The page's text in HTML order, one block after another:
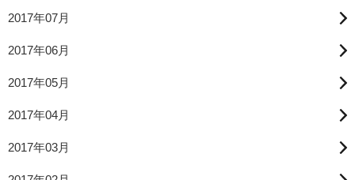
2017年07月
2017年06月
2017年05月
2017年04月
2017年03月